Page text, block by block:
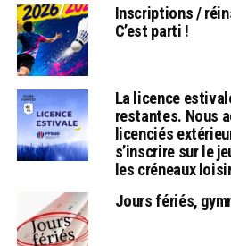
Inscriptions /
C’est parti !
La licence
restantes. Nous
licenciés
s’inscrire sur le
les créneaux
Jours fériés,